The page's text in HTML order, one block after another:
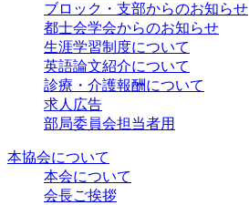
ブロック・支部からのお知らせ
都士会学会からのお知らせ
生涯学習制度について
英語論文紹介について
診療・介護報酬について
求人広告
部局委員会担当者用
本協会について
本会について
会長ご挨拶